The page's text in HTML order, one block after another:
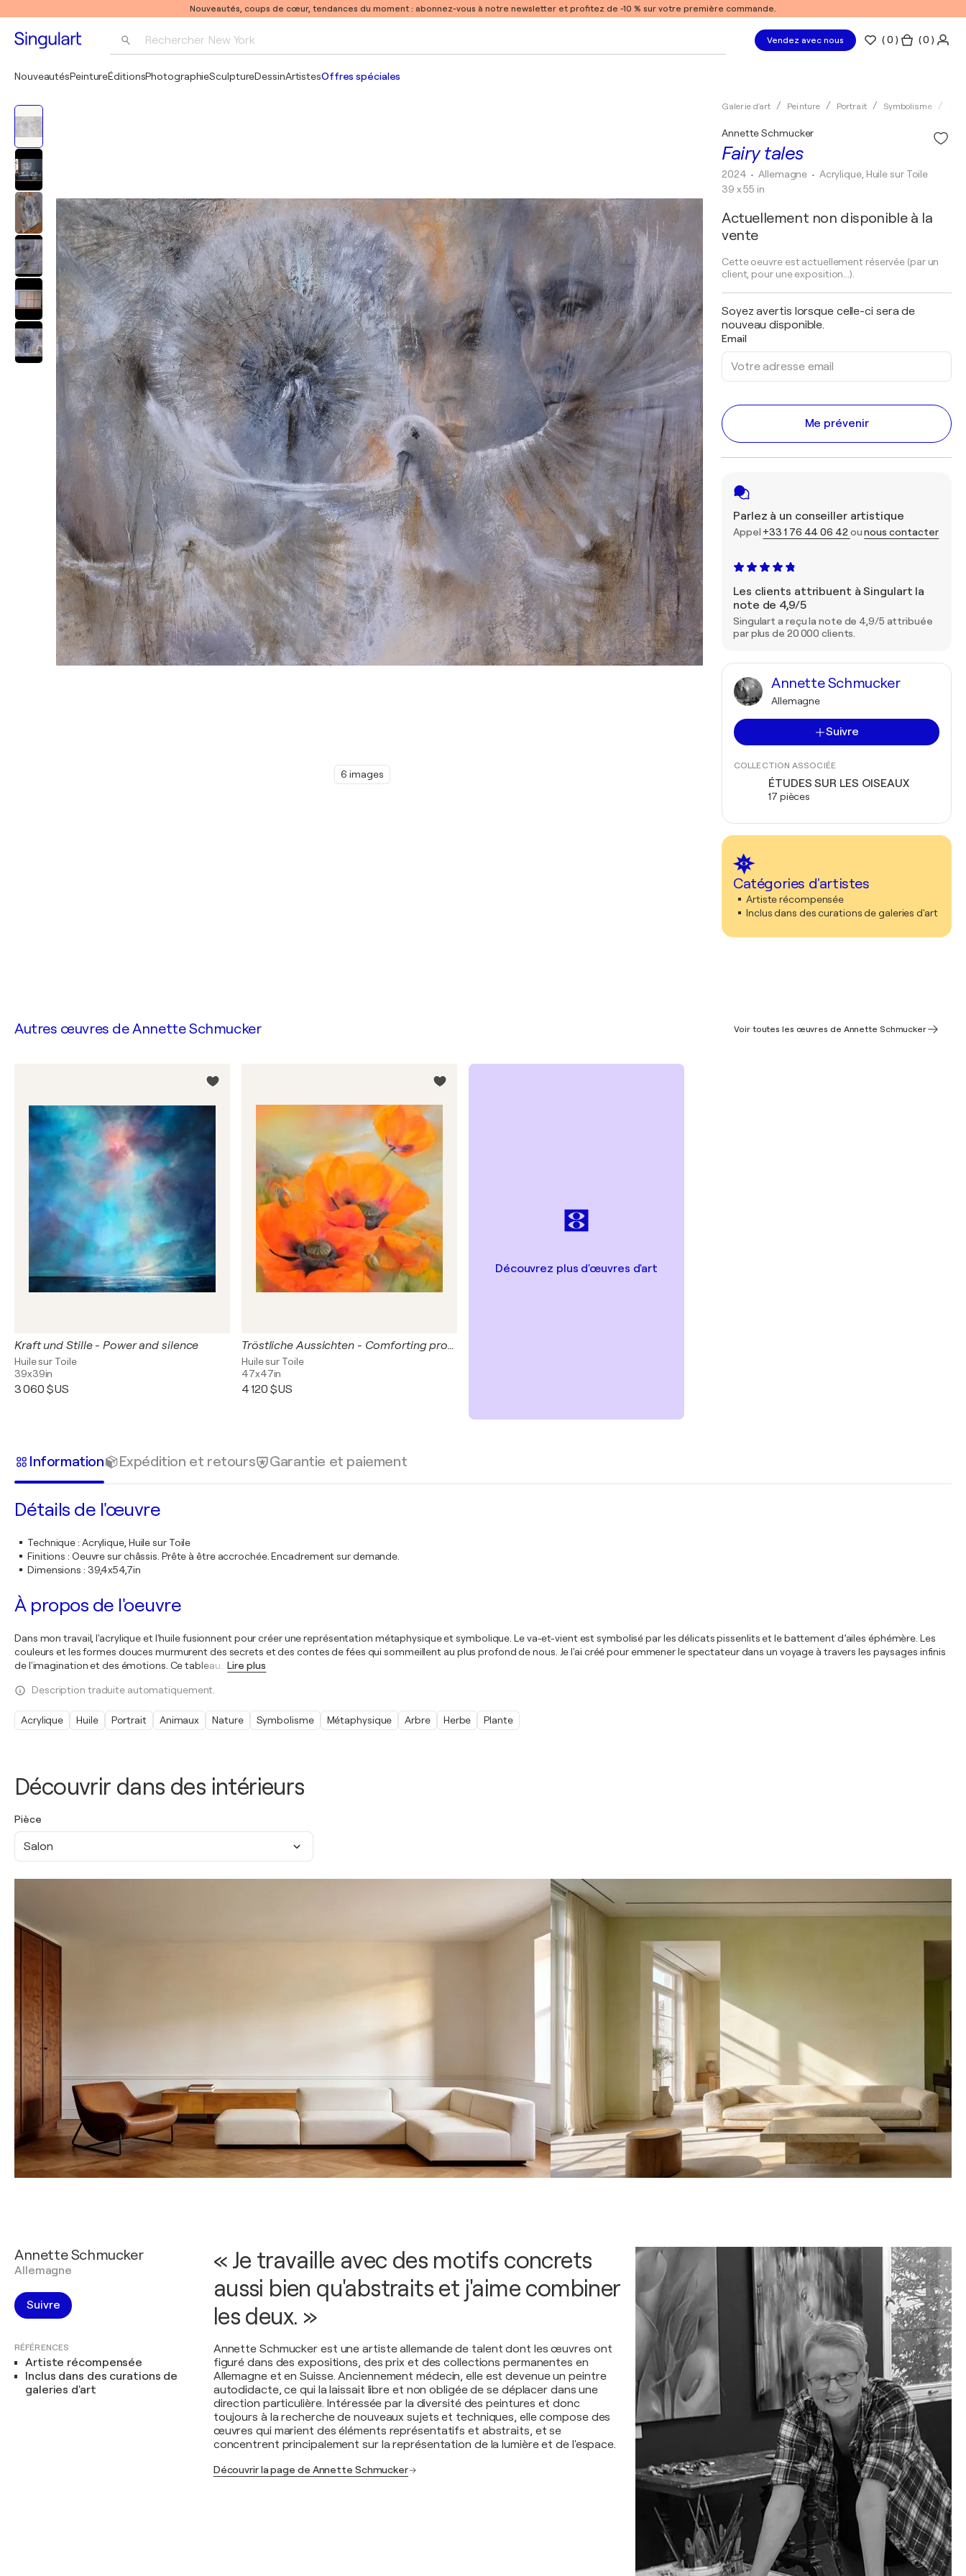
Nouveautés, coups de cœur, tendances du moment : abonnez-vous à notre newsletter et profitez de -10 % sur votre première commande.
Rechercher New York Vendez avec nous (0 ) ( 0 )
NouveautésPeintureÉditionsPhotographieSculptureDessinArtistesOffres spéciales
6 images
Galerie d'art Peinture Portrait Symbolisme
Fairy tales
Annette Schmucker
2024 • Allemagne • Acrylique, Huile sur Toile
39 x 55 in
Actuellement non disponible à la
vente
Cette oeuvre est actuellement réservée (par un
client, pour une exposition...).
Soyez avertis lorsque celle-ci sera de
nouveau disponible.
Email
Me prévenir
Parlez à un conseiller artistique
Appel +33 1 76 44 06 42 ounous contacter
Les clients attribuent à Singulart la
note de 4,9/5
Singulart a reçu la note de 4,9/5 attribuée
par plus de 20 000 clients.
Annette Schmucker
Allemagne
Suivre
COLLECTION ASSOCIÉE
ÉTUDES SUR LES OISEAUX
17 pièces
Catégories d'artistes
Artiste récompensée
Inclus dans des curations de galeries d'art
Découvrir dans des intérieurs
Pièce
Salon
Autres œuvres deAnnette Schmucker Voir toutes les œuvres de Annette Schmucker
Kraft und Stille - Power and silence
Huile sur Toile
39x39in
3 060 $US
Tröstliche Aussichten - Comforting prospects
Huile sur Toile
47x47in
4 120 $US
Découvrez plus d'œuvres d'art
Information Expédition et retours Garantie et paiement
Détails de l'œuvre
Technique: Acrylique, Huile sur Toile
Finitions : Oeuvre sur châssis. Prête à être accrochée. Encadrement sur demande.
Dimensions : 39,4x54,7in
À propos de l'oeuvre
Dans mon travail, l'acrylique et l'huile fusionnent pour créer une représentation métaphysique et symbolique. Le va-et-vient est symbolisé par les délicats pissenlits et le battement d’ailes éphémère. Les
couleurs et les formes douces murmurent des secrets et des contes de fées qui sommeillent au plus profond de nous. Je l'ai créé pour emmener le spectateur dans un voyage à travers les paysages infinis
de l'imagination et des émotions. Ce tableau
Lire plus
Description traduite automatiquement.
Acrylique Huile Portrait Animaux Nature Symbolisme Métaphysique Arbre Herbe Plante
Annette Schmucker
Allemagne
Suivre
RÉFÉRENCES
Artiste récompensée
Inclus dans des curations de
galeries d'art
« Je travaille avec des motifs concrets
aussi bien qu'abstraits et j'aime combiner
les deux. »
Annette Schmucker est une artiste allemande de talent dont les œuvres ont
figuré dans des expositions, des prix et des collections permanentes en
Allemagne et en Suisse. Anciennement médecin, elle est devenue un peintre
autodidacte, ce qui la laissait libre et non obligée de se déplacer dans une
direction particulière. Intéressée par la diversité des peintures et donc
toujours à la recherche de nouveaux sujets et techniques, elle compose des
œuvres qui marient des éléments représentatifs et abstraits, et se
concentrent principalement sur la représentation de la lumière et de l'espace.
Découvrir la page de Annette Schmucker